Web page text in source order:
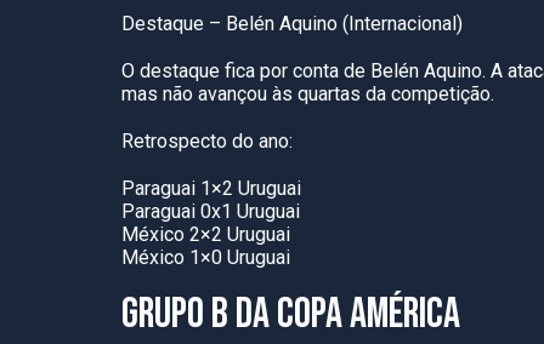
Destaque – Belén Aquino (Internacional)
O destaque fica por conta de Belén Aquino. A
mas não avançou às quartas da competição.
Retrospecto do ano:
Paraguai 1×2 Uruguai
Paraguai 0x1 Uruguai
México 2×2 Uruguai
México 1×0 Uruguai
GRUPO B DA COPA AMÉRICA